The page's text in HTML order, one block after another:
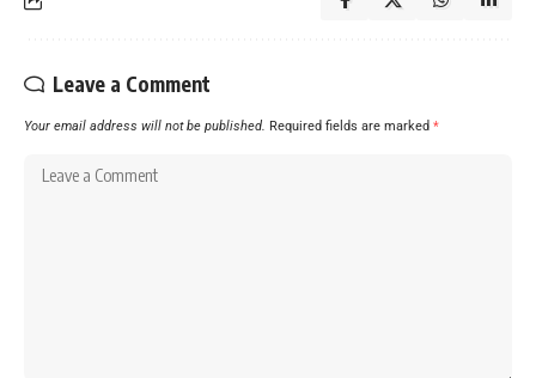
Leave a Comment
Your email address will not be published. Required fields are marked *